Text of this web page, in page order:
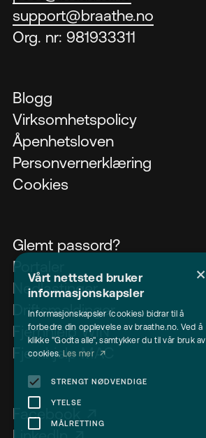
support@braathe.no
Org. nr: 981933311
Blogg
Virksomhetspolicy
Åpenhetsloven
Personvernerklæring
Cookies
Glemt passord?
Portaler
Nedlastinger
Driftsmeldinger
Fjernhjelp WIN
Fjernhjelp MAC
Facebook
×
Vårt nettsted bruker
informasjonskapsler
Informasjonskapsler (cookies) bidrar til å
forbedre din opplevelse av braathe.no. Ved å
klikke "Godta alle", samtykker du til vår bruk av
cookies. Les mer
STRENGT NØDVENDIGE
YTELSE
MÅLRETTING